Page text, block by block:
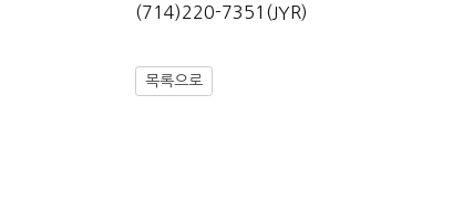
(714)220-7351(JYR)
목록으로